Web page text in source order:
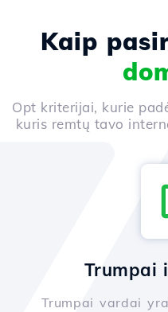
Kaip
Opt kriterijai, kurie
kuris remtų tavo
Trumpai
Trumpai vardai